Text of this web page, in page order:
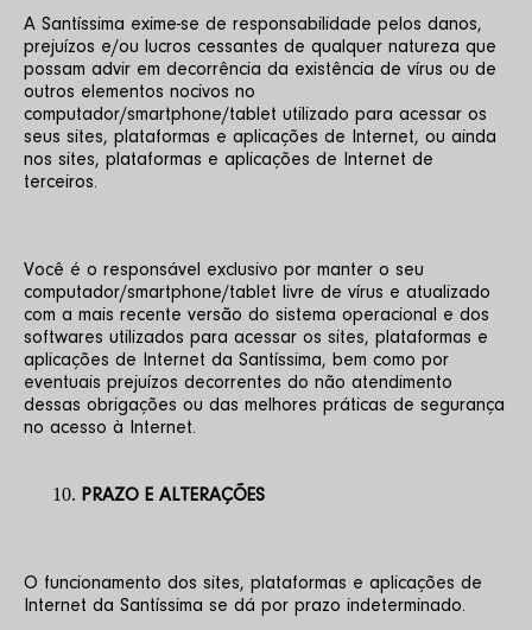
A Santíssima exime-se de responsabilidade pelos danos,
prejuízos e/ou lucros cessantes de qualquer natureza que
possam advir em decorrência da existência de vírus ou de
outros elementos nocivos no
computador/smartphone/tablet utilizado para acessar os
seus sites, plataformas e aplicações de Internet, ou ainda
nos sites, plataformas e aplicações de Internet de
terceiros.
Você é o responsável exclusivo por manter o seu
computador/smartphone/tablet livre de vírus e atualizado
com a mais recente versão do sistema operacional e dos
softwares utilizados para acessar os sites, plataformas e
aplicações de Internet da Santíssima, bem como por
eventuais prejuízos decorrentes do não atendimento
dessas obrigações ou das melhores práticas de segurança
no acesso à Internet.
PRAZO E ALTERAÇÕES
O funcionamento dos sites, plataformas e aplicações de
Internet da Santíssima se dá por prazo indeterminado.